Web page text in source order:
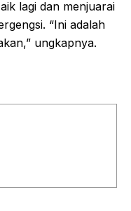
lagi dan menjuarai
“Ini adalah
ungkapnya.